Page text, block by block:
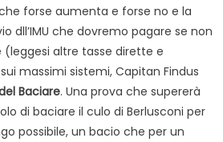
che forse aumenta e forse no e la
dll’IMU che dovremo pagare se non
(leggesi altre tasse dirette e
massimi sistemi, Capitan Findus
Baciare. Una prova che supererà
di baciare il culo di Berlusconi per
possibile, un bacio che per un